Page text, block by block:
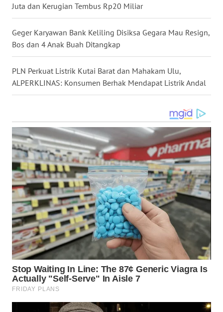
Juta dan Kerugian Tembus Rp20 Miliar
Geger Karyawan Bank Keliling Disiksa Gegara Mau Resign,
Bos dan 4 Anak Buah Ditangkap
PLN Perkuat Listrik Kutai Barat dan Mahakam Ulu,
ALPERKLINAS: Konsumen Berhak Mendapat Listrik Andal
WN
NIAS
WN
LANGKAT
WN
TAPANULI
WN
TANJUNG
LESUNG
WN
KARO
WN
SIMALUNGUN
WN
LABUHANBATU
WN